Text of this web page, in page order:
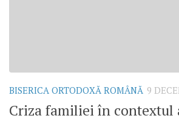
BISERICA ORTODOXĂ ROMÂNĂ 9
Criza familiei în contextul